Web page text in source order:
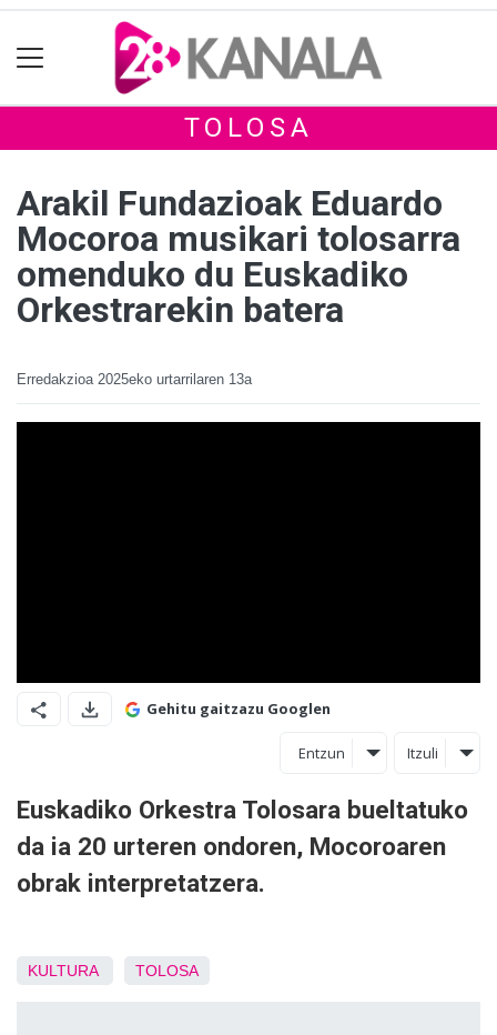
TOLOSA
Arakil Fundazioak Eduardo
Mocoroa musikari tolosarra
omenduko du Euskadiko
Orkestrarekin batera
Erredakzioa 2025eko urtarrilaren 13a
Gehitu gaitzazu Googlen
Entzun Itzuli
Euskadiko Orkestra Tolosara bueltatuko
da ia 20 urteren ondoren, Mocoroaren
obrak interpretatzera.
KULTURA TOLOSA